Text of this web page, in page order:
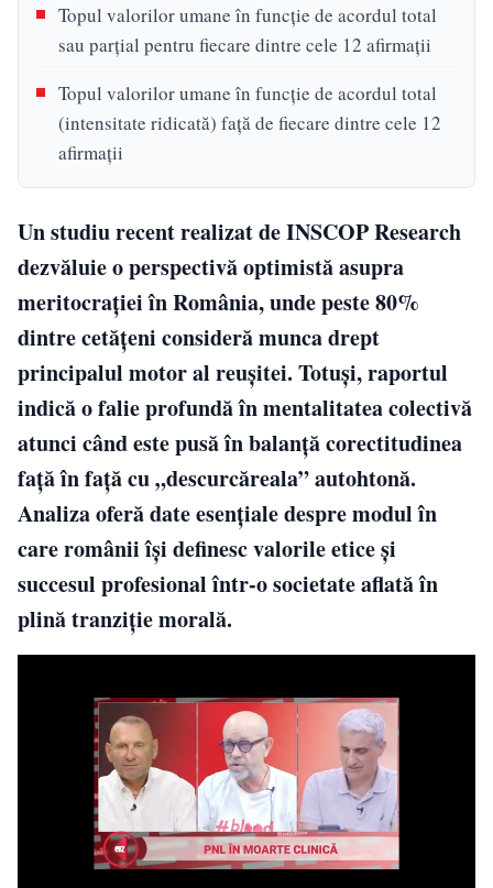
Topul valorilor umane în funcție de acordul total
sau parțial pentru fiecare dintre cele 12 afirmații
Topul valorilor umane în funcție de acordul total
(intensitate ridicată) față de fiecare dintre cele 12
afirmații
Un studiu recent realizat de INSCOP Research
dezvăluie o perspectivă optimistă asupra
meritocrației în România, unde peste 80%
dintre cetățeni consideră munca drept
principalul motor al reușitei. Totuși, raportul
indică o falie profundă în mentalitatea colectivă
atunci când este pusă în balanță corectitudinea
față în față cu „descurcăreala” autohtonă.
Analiza oferă date esențiale despre modul în
care românii își definesc valorile etice și
succesul profesional într-o societate aflată în
plină tranziție morală.